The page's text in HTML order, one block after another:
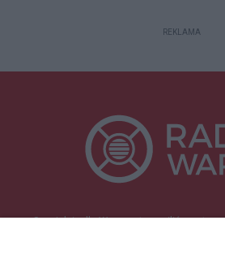
REKLAMA
Specjalnie dla Was postanowiliśmy